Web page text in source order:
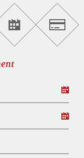
Trouvez
des
manifestations